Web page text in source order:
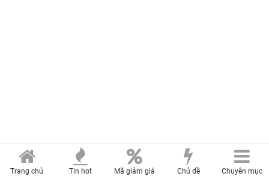
Trang chủ Tin hot Mã giảm giá Chủ đề Chuyên mục